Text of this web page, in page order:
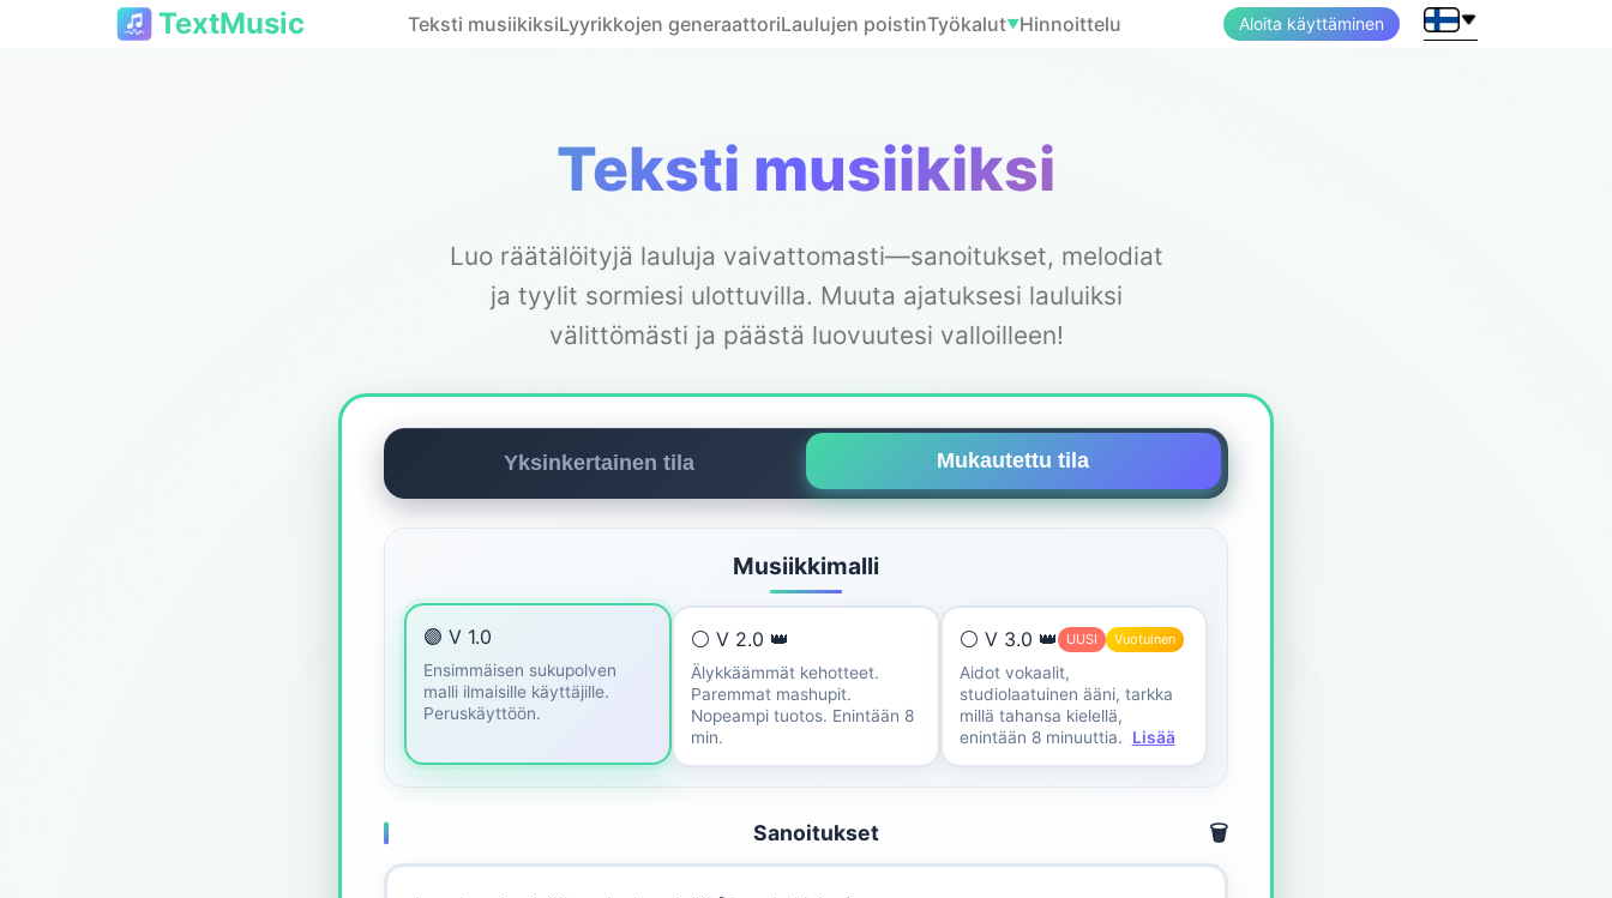
TextMusic Teksti musiikiksiLyyrikkojen generaattoriLaulujen poistinTyökalut▼Hinnoittelu Aloita käyttäminen
Teksti musiikiksi
Luo räätälöityjä lauluja vaivattomasti—sanoitukset, melodiat
ja tyylit sormiesi ulottuvilla. Muuta ajatuksesi lauluiksi
välittömästi ja päästä luovuutesi valloilleen!
Yksinkertainen tila Mukautettu tila
Musiikkimalli
🟣 V 1.0
Ensimmäisen sukupolven
malli ilmaisille käyttäjille.
Peruskäyttöön.
⚪ V 2.0 👑
Älykkäämmät kehotteet.
Paremmat mashupit.
Nopeampi tuotos. Enintään 8
min.
⚪ V 3.0 👑 UUSI Vuotuinen
Aidot vokaalit,
studiolaatuinen ääni, tarkka
millä tahansa kielellä,
enintään 8 minuuttia.
Lisää
Sanoitukset 🗑️